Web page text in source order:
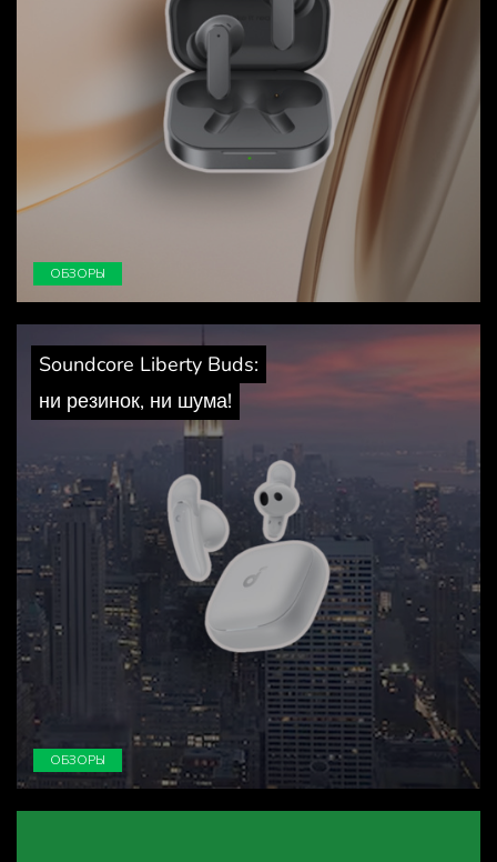
ОБЗОРЫ
Soundcore Liberty Buds:
ни резинок, ни шума!
ОБЗОРЫ